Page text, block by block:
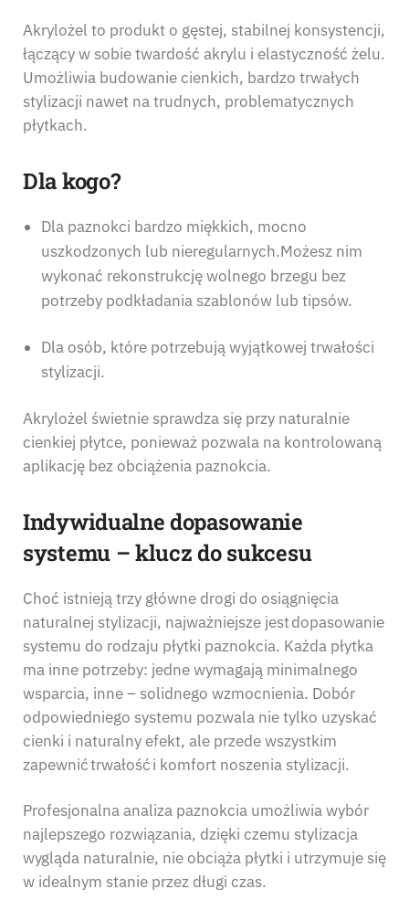
Akrylożel to produkt o gęstej, stabilnej konsystencji,
łączący w sobie twardość akrylu i elastyczność żelu.
Umożliwia budowanie cienkich, bardzo trwałych
stylizacji nawet na trudnych, problematycznych
płytkach.
Dla kogo?
Dla paznokci bardzo miękkich, mocno
uszkodzonych lub nieregularnych.Możesz nim
wykonać rekonstrukcję wolnego brzegu bez
potrzeby podkładania szablonów lub tipsów.
Dla osób, które potrzebują wyjątkowej trwałości
stylizacji.
Akrylożel świetnie sprawdza się przy naturalnie
cienkiej płytce, ponieważ pozwala na kontrolowaną
aplikację bez obciążenia paznokcia.
Indywidualne dopasowanie
systemu – klucz do sukcesu
Choć istnieją trzy główne drogi do osiągnięcia
naturalnej stylizacji, najważniejsze jest dopasowanie
systemu do rodzaju płytki paznokcia. Każda płytka
ma inne potrzeby: jedne wymagają minimalnego
wsparcia, inne – solidnego wzmocnienia. Dobór
odpowiedniego systemu pozwala nie tylko uzyskać
cienki i naturalny efekt, ale przede wszystkim
zapewnić trwałość i komfort noszenia stylizacji.
Profesjonalna analiza paznokcia umożliwia wybór
najlepszego rozwiązania, dzięki czemu stylizacja
wygląda naturalnie, nie obciąża płytki i utrzymuje się
w idealnym stanie przez długi czas.